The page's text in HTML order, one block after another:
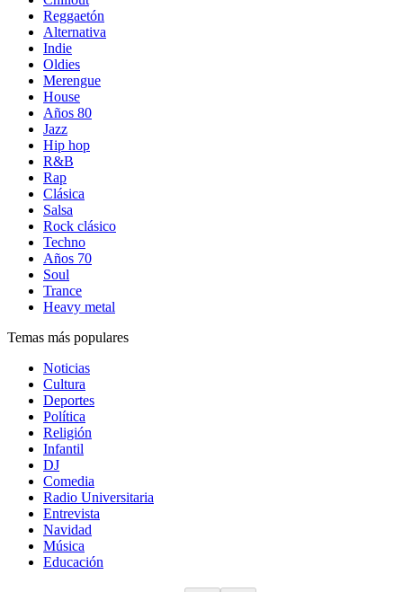
Reggaetón
Alternativa
Indie
Oldies
Merengue
House
Años 80
Jazz
Hip hop
R&B
Rap
Clásica
Salsa
Rock clásico
Techno
Años 70
Soul
Trance
Heavy metal
Temas más populares
Noticias
Cultura
Deportes
Política
Religión
Infantil
DJ
Comedia
Radio Universitaria
Entrevista
Navidad
Música
Educación